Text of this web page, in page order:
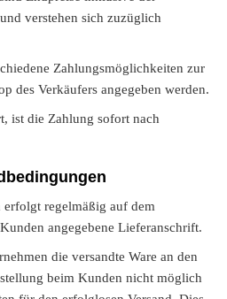
verstehen sich zuzüglich
Zahlungsmöglichkeiten zur
des Verkäufers angegeben werden.
ist die Zahlung sofort nach
regelmäßig auf dem
angegebene Lieferanschrift.
die versandte Ware an den
beim Kunden nicht möglich